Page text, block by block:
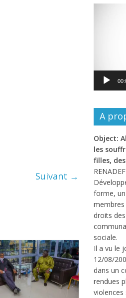
Suivant →
A
Object:
les
filles,
forme,
droits
sociale.
Il a vu le
12/08/
dans un
rendues
violences